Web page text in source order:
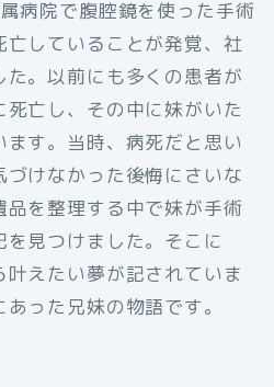
病院で腹腔鏡を使った手術
していることが発覚、社
。以前にも多くの患者が
死亡し、その中に妹がいた
ます。当時、病死だと思い
けなかった後悔にさいな
品を整理する中で妹が手術
見つけました。そこに
叶えたい夢が記されていま
った兄妹の物語です。